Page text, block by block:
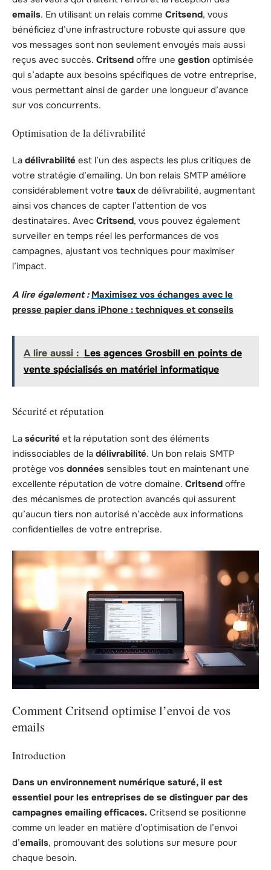
emails. En utilisant un relais comme Critsend, vous
bénéficiez d’une infrastructure robuste qui assure que
vos messages sont non seulement envoyés mais aussi
reçus avec succès. Critsend offre une gestion optimisée
qui s’adapte aux besoins spécifiques de votre entreprise,
vous permettant ainsi de garder une longueur d’avance
sur vos concurrents.
Optimisation de la délivrabilité
La délivrabilité est l’un des aspects les plus critiques de
votre stratégie d’emailing. Un bon relais SMTP améliore
considérablement votre taux de délivrabilité, augmentant
ainsi vos chances de capter l’attention de vos
destinataires. Avec Critsend, vous pouvez également
surveiller en temps réel les performances de vos
campagnes, ajustant vos techniques pour maximiser
l’impact.
A lire également : Maximisez vos échanges avec le
presse papier dans iPhone : techniques et conseils
A lire aussi : Les agences Grosbill en points de
vente spécialisés en matériel informatique
Sécurité et réputation
La sécurité et la réputation sont des éléments
indissociables de la délivrabilité. Un bon relais SMTP
protège vos données sensibles tout en maintenant une
excellente réputation de votre domaine. Critsend offre
des mécanismes de protection avancés qui assurent
qu’aucun tiers non autorisé n’accède aux informations
confidentielles de votre entreprise.
Comment Critsend optimise l’envoi de vos
emails
Introduction
Dans un environnement numérique saturé, il est
essentiel pour les entreprises de se distinguer par des
campagnes emailing efficaces. Critsend se positionne
comme un leader en matière d’optimisation de l’envoi
d’emails, promouvant des solutions sur mesure pour
chaque besoin.